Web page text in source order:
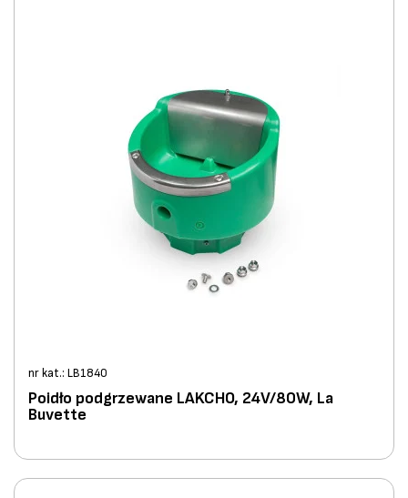
nr kat.: LB1840
Poidło podgrzewane LAKCHO, 24V/80W, La
Buvette